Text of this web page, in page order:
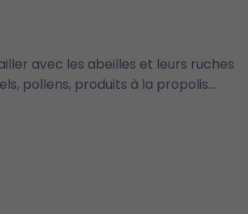
avec les abeilles et leurs ruches
pollens, produits à la propolis…